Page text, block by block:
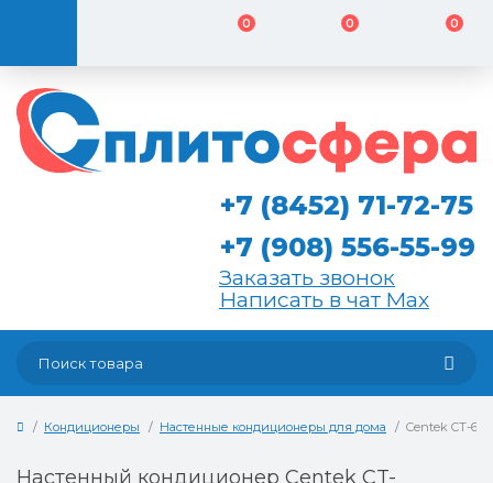
0 0 0
+7 (8452) 71-72-75
+7 (908) 556-55-99
Заказать звонок
Написать в чат Max
Кондиционеры Настенные кондиционеры для дома Centek CT-
Настенный кондиционер Centek CT-